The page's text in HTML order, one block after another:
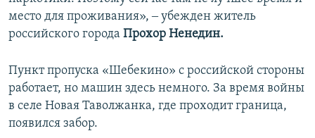
место для проживания», ‒ убежден житель
российского города Прохор Ненедин.
Пункт пропуска «Шебекино» с российской стороны
работает, но машин здесь немного. За время войны
в селе Новая Таволжанка, где проходит граница,
появился забор.